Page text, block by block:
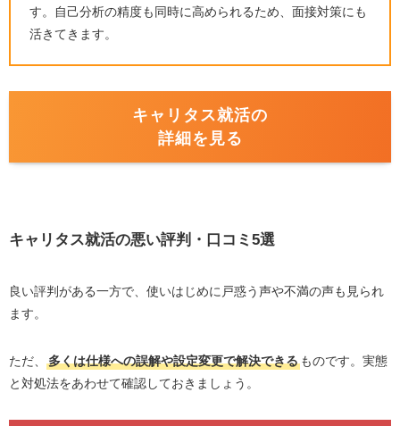
す。自己分析の精度も同時に高められるため、面接対策にも
活きてきます。
キャリタス就活の
詳細を見る
キャリタス就活の悪い評判・口コミ5選
良い評判がある一方で、使いはじめに戸惑う声や不満の声も見られ
ます。
ただ、 多くは仕様への誤解や設定変更で解決できるものです。実態
と対処法をあわせて確認しておきましょう。